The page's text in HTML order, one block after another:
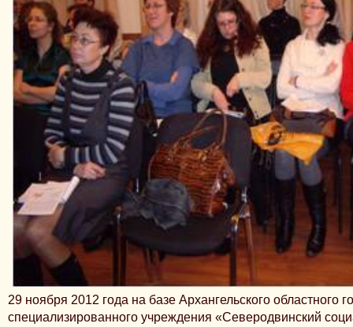
29 ноября 2012 года на базе Архангельского областного
специализированного учреждения «Северодвинский